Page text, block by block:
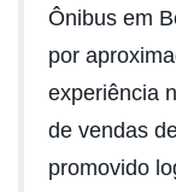
Ônibus em
por
experiência
de vendas
promovido